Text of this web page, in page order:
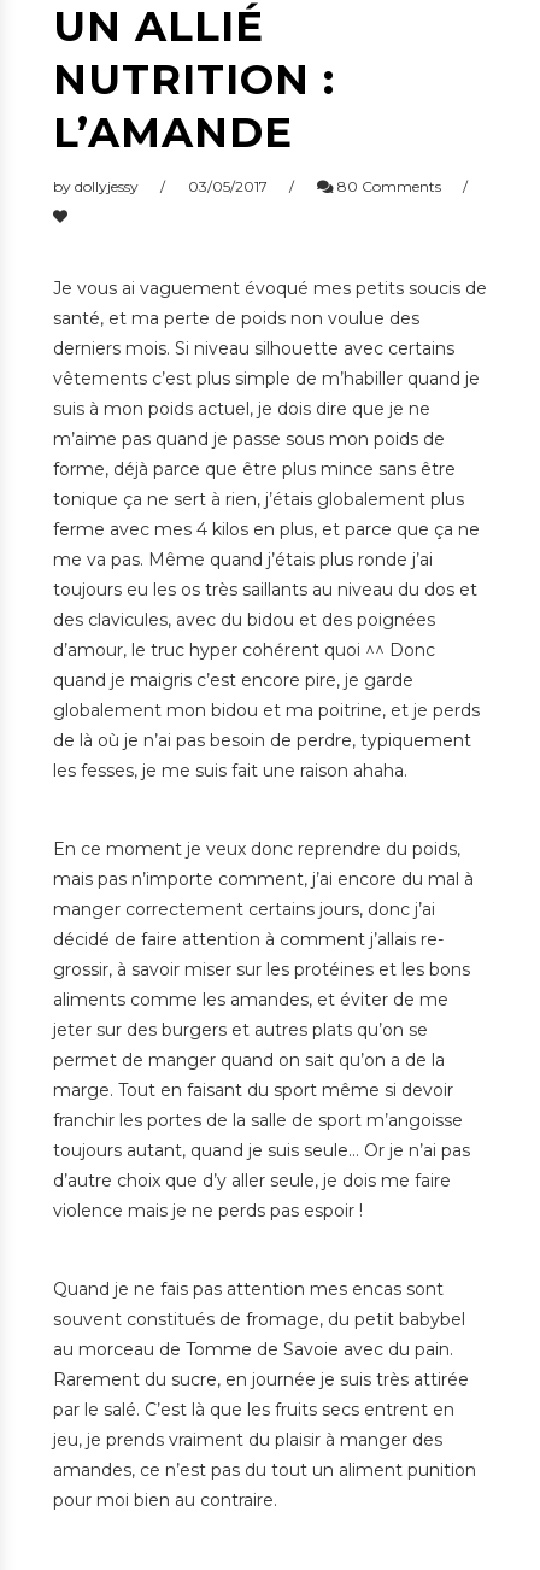
UN ALLIÉ
NUTRITION :
L’AMANDE
by dollyjessy 03/05/2017 80 Comments
Je vous ai vaguement évoqué mes petits soucis de
santé, et ma perte de poids non voulue des
derniers mois. Si niveau silhouette avec certains
vêtements c’est plus simple de m’habiller quand je
suis à mon poids actuel, je dois dire que je ne
m’aime pas quand je passe sous mon poids de
forme, déjà parce que être plus mince sans être
tonique ça ne sert à rien, j’étais globalement plus
ferme avec mes 4 kilos en plus, et parce que ça ne
me va pas. Même quand j’étais plus ronde j’ai
toujours eu les os très saillants au niveau du dos et
des clavicules, avec du bidou et des poignées
d’amour, le truc hyper cohérent quoi ^^ Donc
quand je maigris c’est encore pire, je garde
globalement mon bidou et ma poitrine, et je perds
de là où je n’ai pas besoin de perdre, typiquement
les fesses, je me suis fait une raison ahaha.
En ce moment je veux donc reprendre du poids,
mais pas n’importe comment, j’ai encore du mal à
manger correctement certains jours, donc j’ai
décidé de faire attention à comment j’allais re-
grossir, à savoir miser sur les protéines et les bons
aliments comme les amandes, et éviter de me
jeter sur des burgers et autres plats qu’on se
permet de manger quand on sait qu’on a de la
marge. Tout en faisant du sport même si devoir
franchir les portes de la salle de sport m’angoisse
toujours autant, quand je suis seule… Or je n’ai pas
d’autre choix que d’y aller seule, je dois me faire
violence mais je ne perds pas espoir !
Quand je ne fais pas attention mes encas sont
souvent constitués de fromage, du petit babybel
au morceau de Tomme de Savoie avec du pain.
Rarement du sucre, en journée je suis très attirée
par le salé. C’est là que les fruits secs entrent en
jeu, je prends vraiment du plaisir à manger des
amandes, ce n’est pas du tout un aliment punition
pour moi bien au contraire.